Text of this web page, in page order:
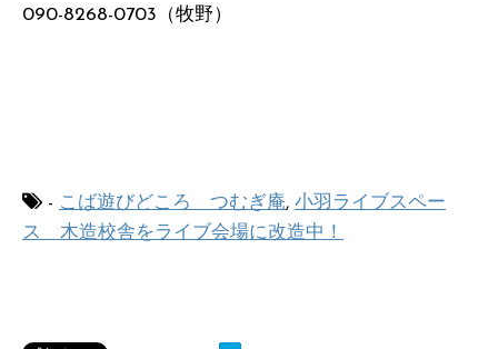
090-8268-0703（牧野）
- こば遊びどころ つむぎ庵, 小羽ライブスペー
ス 木造校舎をライブ会場に改造中！